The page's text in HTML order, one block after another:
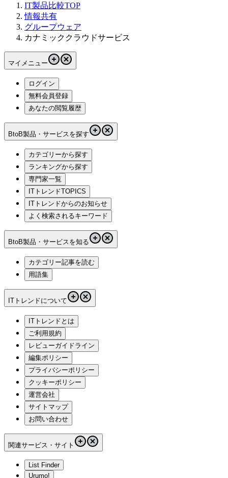
IT製品比較TOP
情報共有
グループウェア
カナミッククラウドサービス
マイメニュー
ログイン
無料会員登録
あなたの閲覧履歴
BtoB製品・サービスを探す
カテゴリーから探す
ランキングから探す
専門家一覧
ITトレンドTOPICS
ITトレンドからのお知らせ
よく検索されるキーワード
BtoB製品・サービスを知る
カテゴリー記事を読む
用語集
ITトレンドについて
ITトレンドとは
ご利用規約
レビューガイドライン
編集ポリシー
プライバシーポリシー
クッキーポリシー
運営会社
サイトマップ
お問い合わせ
関連サービス・サイト
List Finder
Urumo!